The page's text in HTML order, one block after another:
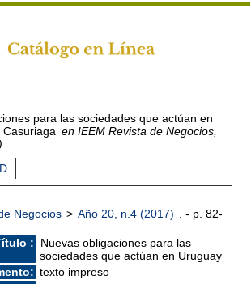
para las sociedades que actúan en
en IEEM Revista de Negocios,
Negocios > Año 20, n.4 (2017)
. - p. 82-
:
Nuevas obligaciones para las
sociedades que actúan en Uruguay
texto impreso